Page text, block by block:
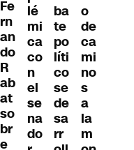
Fe
rn
an
do
R
ab
at
so
br
e
lé
mi
ca
co
n
el
se
na
do
ba
te
po
líti
co
se
de
sa
rr
o
de
ca
mi
no
s
a
la
m